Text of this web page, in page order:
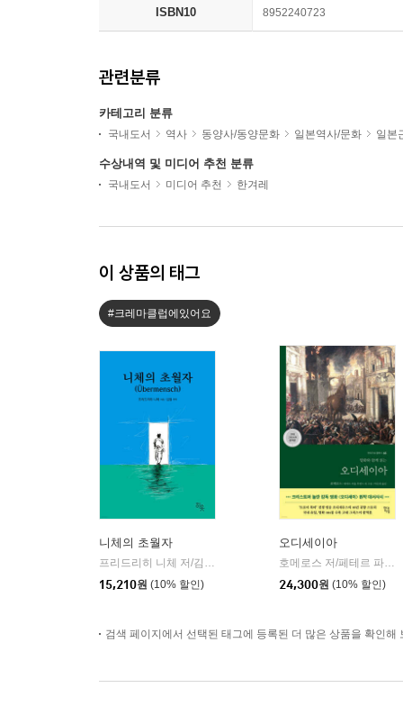
ISBN10 8952240723
관련분류
카테고리 분류
국내도서 역사 동양사/동양문화 일본역사/문화 일본
수상내역 및 미디어 추천 분류
국내도서 미디어 추천 한겨레
이 상품의 태그
#크레마클럽에있어요
니체의 초월자
프리드리히 니체 저/김철 편역
15,210원 (10% 할인)
오디세이아
호메로스 저/페테르 파울 루벤스 그림/박문재 역
24,300원 (10% 할인)
검색 페이지에서 선택된 태그에 등록된 더 많은 상품을 확인해